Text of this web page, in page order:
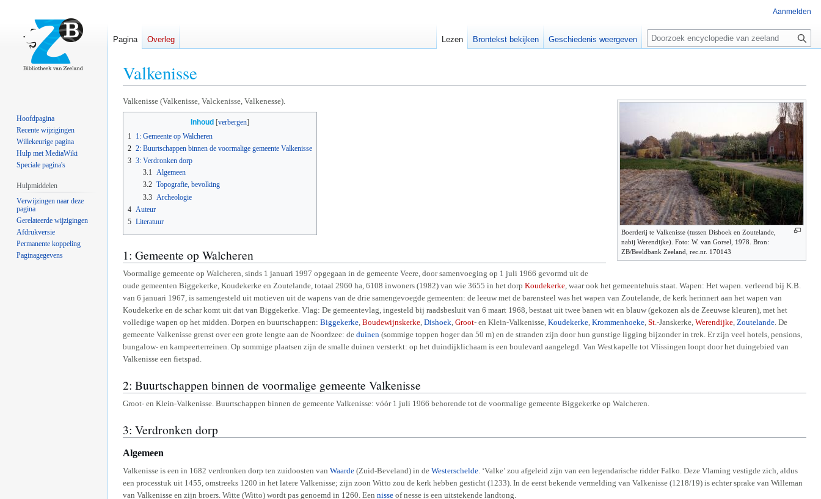
Valkenisse
Naar
navigatie
Naar
zoeken
Boerderij te Valkenisse (tussen Dishoek en Zoutelande,
nabij Werendijke). Foto: W. van Gorsel, 1978. Bron:
ZB/Beeldbank Zeeland, rec.nr. 170143
Valkenisse (Valkenisse, Valckenisse, Valkenesse).
Inhoud
1
1: Gemeente op Walcheren
2 2: Buurtschappen binnen de voormalige gemeente Valkenisse
3 3: Verdronken dorp
3.1 Algemeen
3.2 Topografie, bevolking
3.3 Archeologie
4 Auteur
5 Literatuur
1: Gemeente op Walcheren
Voormalige gemeente op Walcheren, sinds 1 januari 1997 opgegaan in de gemeente Veere, door samenvoeging op 1 juli 1966 gevormd uit de
oude gemeenten Biggekerke, Koudekerke en Zoutelande, totaal 2960 ha, 6108 inwoners (1982) van wie 3655 in het dorp Koudekerke , waar ook het gemeentehuis staat. Wapen: Het wapen. verleend bij K.B.
van 6 januari 1967, is samengesteld uit motieven uit de wapens van de drie samengevoegde gemeenten: de leeuw met de barensteel was het wapen van Zoutelande, de kerk herinnert aan het wapen van
Koudekerke en de schar komt uit dat van Biggekerke. Vlag: De gemeentevlag, ingesteld bij raadsbesluit van 6 maart 1968, bestaat uit twee banen wit en blauw (gekozen als de Zeeuwse kleuren), met het
volledige wapen op het midden. Dorpen en buurtschappen: Biggekerke Boudewijnskerke Dishoek Groot- en Klein-Valkenisse, Koudekerke Krommenhoeke St .-Janskerke, Werendijke Zoutelande . De
gemeente Valkenisse grenst over een grote lengte aan de Noordzee: de duinen (sommige toppen hoger dan 50 m) en de stranden zijn door hun gunstige ligging bijzonder in trek. Er zijn veel hotels, pensions,
bungalow- en kampeerterreinen. Op sommige plaatsen zijn de smalle duinen versterkt: op het duindijklichaam is een boulevard aangelegd. Van Westkapelle tot Vlissingen loopt door het duingebied van
Valkenisse een fietspad.
2: Buurtschappen binnen de voormalige gemeente Valkenisse
Groot- en Klein-Valkenisse. Buurtschappen binnen de gemeente Valkenisse: vóór 1 juli 1966 behorende tot de voormalige gemeente Biggekerke op Walcheren.
3: Verdronken dorp
Algemeen
Valkenisse is een in 1682 verdronken dorp ten zuidoosten van Waarde (Zuid-Beveland) in de Westerschelde . ‘Valke’ zou afgeleid zijn van een legendarische ridder Falko. Deze Vlaming vestigde zich, aldus
een processtuk uit 1455, omstreeks 1200 in het latere Valkenisse; zijn zoon Witto zou de kerk hebben gesticht (1233). In de eerst bekende vermelding van Valkenisse (1218/19) is echter sprake van Willeman
van Valkenisse en zijn broers. Witte (Witto) wordt pas genoemd in 1260. Een nisse of nesse is een uitstekende landtong.
Aanmelden
Pagina Overleg Lezen Brontekst bekijken Geschiedenis weergeven
Z
e
Hoofdpagina
Recente wijzigingen
Willekeurige pagina
Hulp met MediaWiki
Speciale pagina's
Hulpmiddelen
Verwijzingen naar deze
pagina
Gerelateerde wijzigingen
Afdrukversie
Permanente koppeling
Paginagegevens